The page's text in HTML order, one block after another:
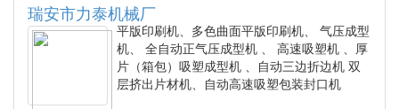
瑞安市力泰机械厂
平版印刷机、多色曲面平版印刷机、 气压成型
机、 全自动正气压成型机 、 高速吸塑机 、厚
片（箱包）吸塑成型机 、自动三边折边机 双
层挤出片材机、自动高速吸塑包装封口机